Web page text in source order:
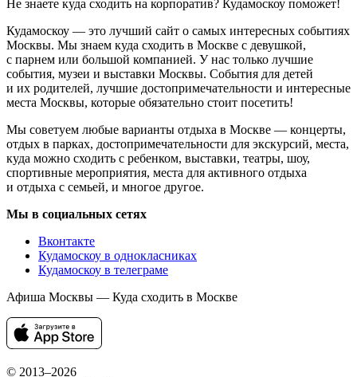
Не знаете куда сходить на корпоратив? Кудамоскоу поможет!
Кудамоскоу — это лучший сайт о самых интересных событиях
Москвы. Мы знаем куда сходить в Москве с девушкой,
с парнем или большой компанией. У нас только лучшие
события, музеи и выставки Москвы. События для детей
и их родителей, лучшие достопримечательности и интересные
места Москвы, которые обязательно стоит посетить!
Мы советуем любые варианты отдыха в Москве — концерты,
отдых в парках, достопримечательности для экскурсий, места,
куда можно сходить с ребенком, выставки, театры, шоу,
спортивные мероприятия, места для активного отдыха
и отдыха с семьей, и многое другое.
Мы в социальных сетях
Вконтакте
Кудамоскоу в однокласниках
Кудамоскоу в телеграме
Афиша Москвы — Куда сходить в Москве
© 2013–2026